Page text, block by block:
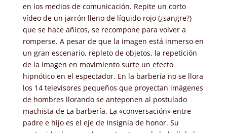
en los medios de comunicación. Repite un corto
vídeo de un jarrón lleno de líquido rojo (¿sangre?)
que se hace añicos, se recompone para volver a
romperse. A pesar de que la imagen está inmerso en
un gran escenario, repleto de objetos, la repetición
de la imagen en movimiento surte un efecto
hipnótico en el espectador. En la barbería no se llora
los 14 televisores pequeños que proyectan imágenes
de hombres llorando se anteponen al postulado
machista de La barbería. La «conversación» entre
padre e hijo es el eje de Insignia de honor. Su